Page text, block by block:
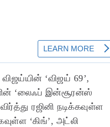
‘விஜய் 69’,
‘லைஃப் இன்சூரன்ஸ்
ரஜினி நடிக்கவுள்ள
‘கிங்’, அட்லி